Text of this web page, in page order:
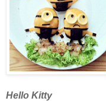
Hello Kitty